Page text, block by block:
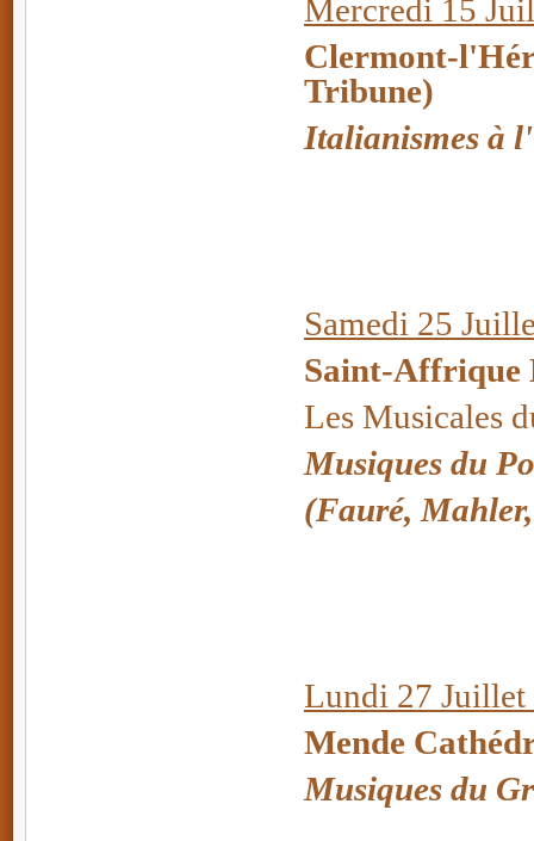
Mercredi 15
Clermont-
Tribune)
Italianismes à
Samedi 25
Saint-Affrique
Les Musicales
Musiques du
(Fauré,
Lundi 27
Mende
Musiques du